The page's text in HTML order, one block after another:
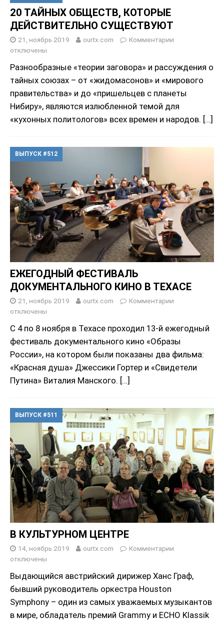
20 ТАЙНЫХ ОБЩЕСТВ, КОТОРЫЕ
ДЕЙСТВИТЕЛЬНО СУЩЕСТВУЮТ
21, ноябрь 2019 ourtx.com
Комментарии
отключены
Разнообразные «теории заговора» и рассуждения о
тайных союзах – от «жидомасонов» и «мирового
правительства» и до «пришельцев с планеты
Нибиру», являются излюбленной темой для
«кухонных политологов» всех времен и народов. […]
ВЫПУСК #512
ЕЖЕГОДНЫЙ ФЕСТИВАЛЬ
ДОКУМЕНТАЛЬНОГО КИНО В ТЕХАСЕ
21, ноябрь 2019 ourtx.com
Комментарии
отключены
С 4 по 8 ноября в Техасе проходил 13-й ежегодный
фестиваль документального кино «Образы
России», на котором были показаны два фильма:
«Красная душа» Джессики Гортер и «Свидетели
Путина» Виталия Манского. […]
ВЫПУСК #511
В КУЛЬТУРНОМ ЦЕНТРЕ
14, ноябрь 2019 ourtx.com
Комментарии
отключены
Выдающийся австрийский дирижер Ханс Граф,
бывший руководитель оркестра Houston
Symphony – один из самых уважаемых музыкантов
в мире, обладатель премий Grammy и ECHO Klassik